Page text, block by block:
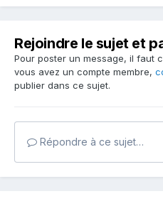
Rejoindre le sujet et
Pour poster un message, il faut
vous avez un compte membre,
publier dans ce sujet.
Répondre à ce sujet…